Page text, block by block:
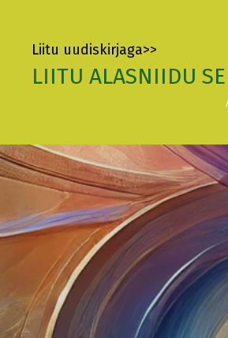
Liitu uudiskirjaga>>
LIITU ALASNIIDU